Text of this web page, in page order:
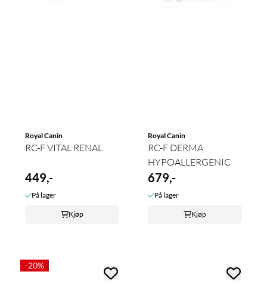
Royal Canin
RC-F VITAL RENAL
449,-
På lager
Kjøp
Royal Canin
RC-F DERMA
HYPOALLERGENIC
679,-
På lager
Kjøp
-20%